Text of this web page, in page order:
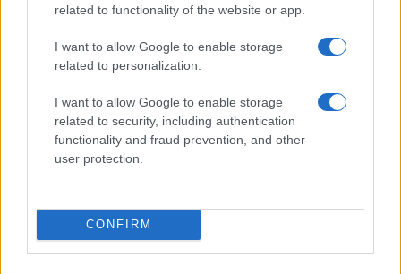
related to functionality of the website or app.
I want to allow Google to enable storage
related to personalization.
I want to allow Google to enable storage
related to security, including authentication
functionality and fraud prevention, and other
user protection.
CONFIRM
acquirenti. Le parti prevedono meccanismi di
monitoraggio continuo delle performance e
revisioni periodiche dei parametri contrattuali,
condizioni che influiranno sulla tempistica e
sull’entità degli investimenti nel medio-lungo
periodo.
AUTORE
Martina Pellegrino